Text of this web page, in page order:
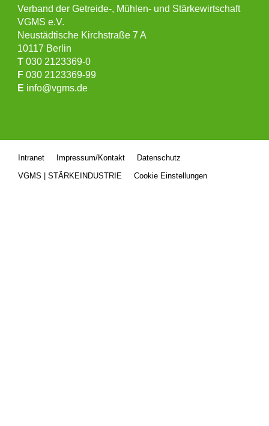
Verband der Getreide-, Mühlen- und Stärkewirtschaft
VGMS e.V.
Neustädtische Kirchstraße 7 A
10117 Berlin
T 030 2123369-0
F 030 2123369-99
E info@vgms.de
Intranet Impressum/Kontakt
Datenschutz
VGMS | STÄRKEINDUSTRIE
Cookie Einstellungen